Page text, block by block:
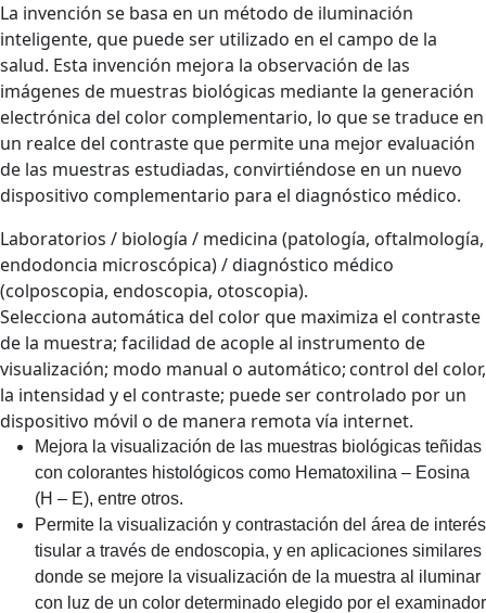
La invención se basa en un método de iluminación
inteligente, que puede ser utilizado en el campo de la
salud. Esta invención mejora la observación de las
imágenes de muestras biológicas mediante la generación
electrónica del color complementario, lo que se traduce en
un realce del contraste que permite una mejor evaluación
de las muestras estudiadas, convirtiéndose en un nuevo
dispositivo complementario para el diagnóstico médico.
Laboratorios / biología / medicina (patología, oftalmología,
endodoncia microscópica) / diagnóstico médico
(colposcopia, endoscopia, otoscopia).
Selecciona automática del color que maximiza el contraste
de la muestra; facilidad de acople al instrumento de
visualización; modo manual o automático; control del color,
la intensidad y el contraste; puede ser controlado por un
dispositivo móvil o de manera remota vía internet.
Mejora la visualización de las muestras biológicas teñidas
con colorantes histológicos como Hematoxilina – Eosina
(H – E), entre otros.
Permite la visualización y contrastación del área de interés
tisular a través de endoscopia, y en aplicaciones similares
donde se mejore la visualización de la muestra al iluminar
con luz de un color determinado elegido por el examinador